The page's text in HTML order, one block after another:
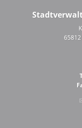
65812